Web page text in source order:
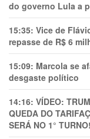
do governo Lula a
15:35: Vice de
repasse de R$ 6
15:09: Marcola se
desgaste político
14:16: VÍDEO:
QUEDA DO
SERÁ NO 1°